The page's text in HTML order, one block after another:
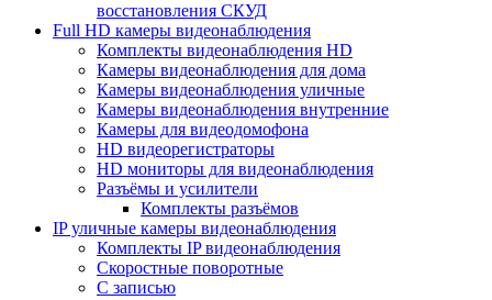
восстановления СКУД
Full HD камеры видеонаблюдения
Комплекты видеонаблюдения HD
Камеры видеонаблюдения для дома
Камеры видеонаблюдения уличные
Камеры видеонаблюдения внутренние
Камеры для видеодомофона
HD видеорегистраторы
HD мониторы для видеонаблюдения
Разъёмы и усилители
Комплекты разъёмов
IP уличные камеры видеонаблюдения
Комплекты IP видеонаблюдения
Скоростные поворотные
С записью